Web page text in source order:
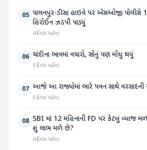
05 પાલનપુર-ડીસા હાઇવે પર એસઓજી પોલીસે
હિરોઈન ઝડપી પાડ્યું
4 દિવસ પહેલા
06 ચાંદીના ભાવમાં વધારો, સોનું પણ મોંઘુ થયું
5 દિવસ પહેલા
07 આજે આ રાજ્યોમાં ભારે પવન સાથે
6 દિવસ પહેલા
08 SBI માં 12 મહિનાની FD પર કેટલું વ્યાજ
શું લાભ મળે છે?
4 દિવસ પહેલા